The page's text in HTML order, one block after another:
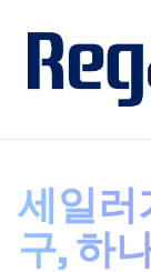
세일러
구, 하